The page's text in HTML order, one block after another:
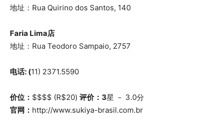
地址：Rua Quirino dos Santos, 140
Faria Lima店
地址：Rua Teodoro Sampaio, 2757
电话: (11) 2371.5590
价位： $$$$ (R$20) 评价：3星 － 3.0分
官网： http://www.sukiya-brasil.com.br